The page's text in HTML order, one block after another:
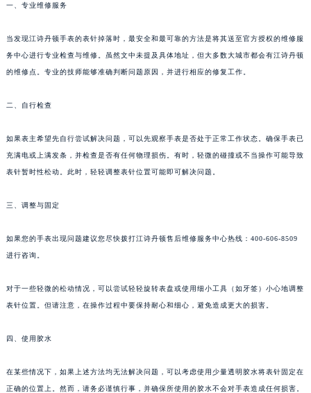
一、专业维修服务
当发现江诗丹顿手表的表针掉落时，最安全和最可靠的方法是将其送至官方授权的维修服
务中心进行专业检查与维修。虽然文中未提及具体地址，但大多数大城市都会有江诗丹顿
的维修点。专业的技师能够准确判断问题原因，并进行相应的修复工作。
二、自行检查
如果表主希望先自行尝试解决问题，可以先观察手表是否处于正常工作状态。确保手表已
充满电或上满发条，并检查是否有任何物理损伤。有时，轻微的碰撞或不当操作可能导致
表针暂时性松动。此时，轻轻调整表针位置可能即可解决问题。
三、调整与固定
如果您的手表出现问题建议您尽快拨打江诗丹顿售后维修服务中心热线：400-606-8509
进行咨询。
对于一些轻微的松动情况，可以尝试轻轻旋转表盘或使用细小工具（如牙签）小心地调整
表针位置。但请注意，在操作过程中要保持耐心和细心，避免造成更大的损害。
四、使用胶水
在某些情况下，如果上述方法均无法解决问题，可以考虑使用少量透明胶水将表针固定在
正确的位置上。然而，请务必谨慎行事，并确保所使用的胶水不会对手表造成任何损害。